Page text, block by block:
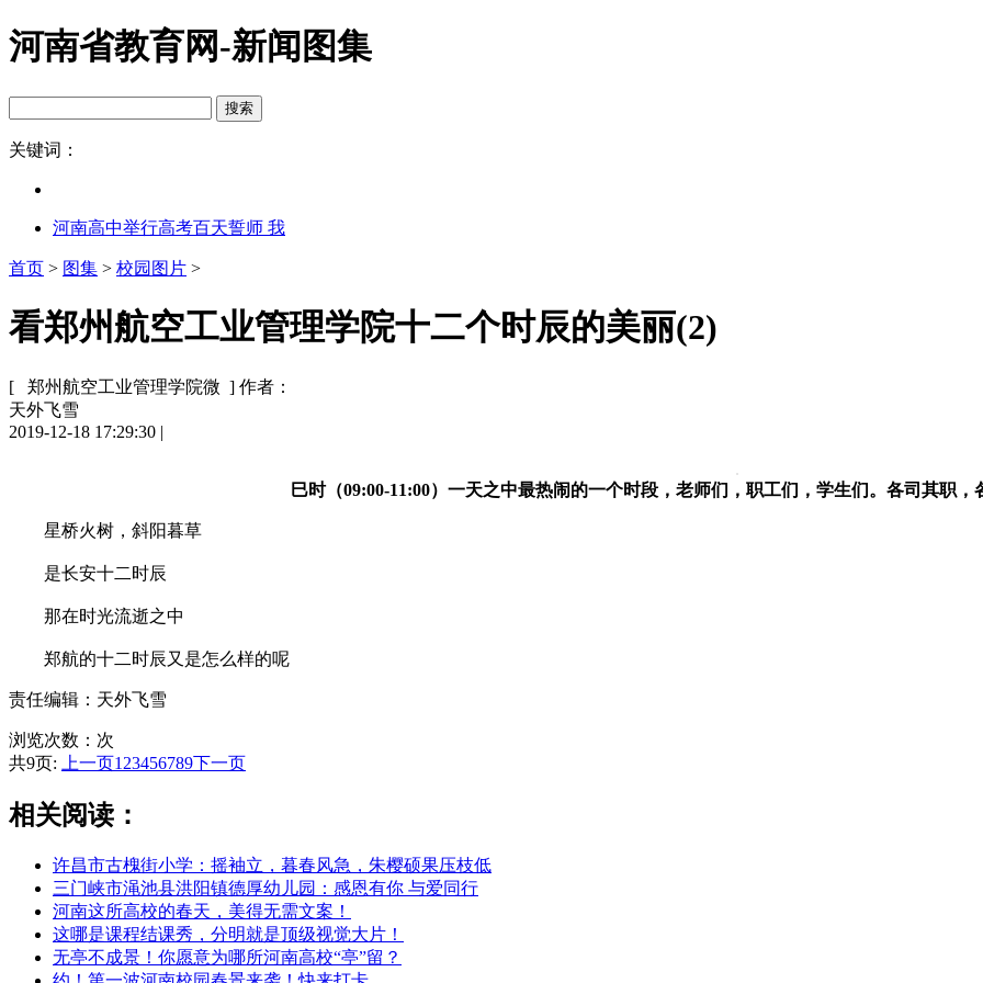
河南省教育网-新闻图集
关键词：
河南高中举行高考百天誓师 我
首页 > 图集 > 校园图片 >
看郑州航空工业管理学院十二个时辰的美丽(2)
[ 郑州航空工业管理学院微 ] 作者：
天外飞雪
2019-12-18 17:29:30 |
巳时（09:00-11:00）一天之中最热闹的一个时段，老师们，职工们，学生们。各司其职，
星桥火树，斜阳暮草
是长安十二时辰
那在时光流逝之中
郑航的十二时辰又是怎么样的呢
责任编辑：天外飞雪
浏览次数： 次
共9页:
上一页1 23456789下一页
相关阅读：
许昌市古槐街小学：摇袖立，暮春风急，朱樱硕果压枝低
三门峡市渑池县洪阳镇德厚幼儿园：感恩有你 与爱同行
河南这所高校的春天，美得无需文案！
这哪是课程结课秀，分明就是顶级视觉大片！
无亭不成景！你愿意为哪所河南高校“亭”留？